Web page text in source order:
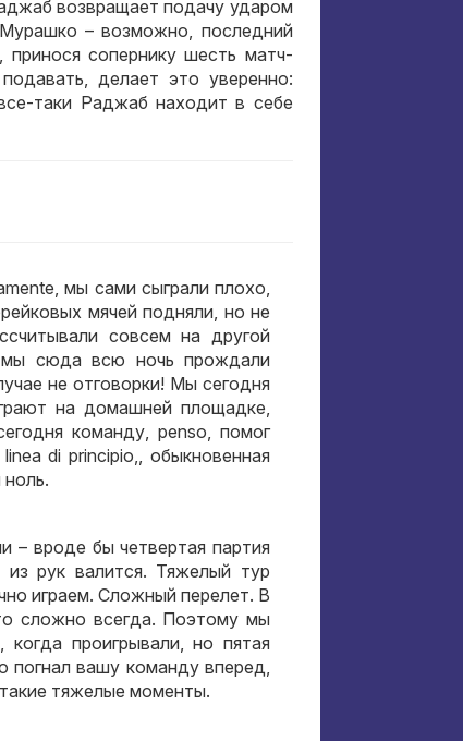
возвращает подачу ударом
– возможно, последний
, принося сопернику шесть матч-
, делает это уверенно:
таки Раджаб находит в себе
мы сами сыграли плохо,
мячей подняли, но не
совсем на другой
мы сюда всю ночь прождали
не отговорки! Мы сегодня
на домашней площадке,
команду, penso, помог
di principio,,обыкновенная
.
– вроде бы четвертая партия
рук валится. Тяжелый тур
играем. Сложный перелет. В
сложно всегда. Поэтому мы
,когда проигрывали,но пятая
погнал вашу команду вперед,
тяжелые моменты.